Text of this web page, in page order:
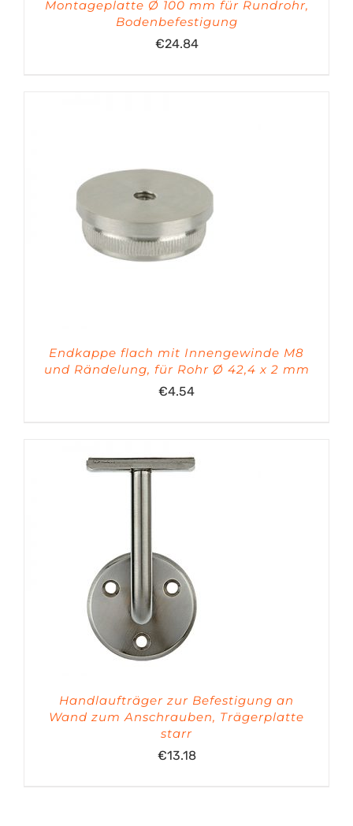
Montageplatte Ø 100 mm für Rundrohr,
Bodenbefestigung
€24.84
Endkappe flach mit Innengewinde M8
und Rändelung, für Rohr Ø 42,4 x 2 mm
€4.54
Handlaufträger zur Befestigung an
Wand zum Anschrauben, Trägerplatte
starr
€13.18